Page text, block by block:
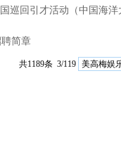
巡回引才活动（中国海
简章
共1189条 3/119 美高梅娱